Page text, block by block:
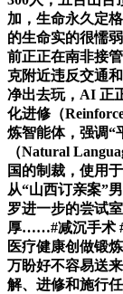
加，生命永久定
的生命实的很懦
前正正在南非接
克附近违反交通
净出去玩，AI 正
化进修（
炼智能体，强调“
（Natural
国的制裁，使用
从“山西订亲案”
罗进一步的尝试
厚……#减沉手术
医疗健康创做锻
万盼好不容易送
解、进修和施行